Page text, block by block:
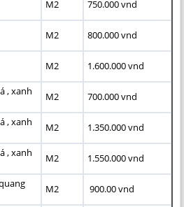
M2 750.000 vnd
M2 800.000 vnd
M2 1.600.000 vnd
, xanh
M2 700.000 vnd
, xanh
M2 1.350.000 vnd
, xanh
M2 1.550.000 vnd
M2 900.00 vnd